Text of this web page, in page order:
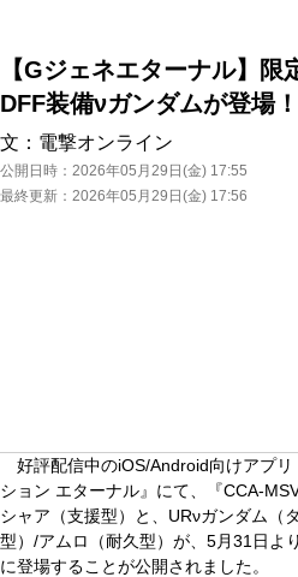
【Gジェネエターナル】限
DFF装備νガンダムが登場！
文： 電撃オンライン
公開日時： 2026年05月29日(金) 17:55
最終更新： 2026年05月29日(金) 17:56
好評配信中のiOS/Android向けアプリ
ション エターナル』にて、『CCA-
シャア（支援型）と、URνガンダム（
型）/アムロ（耐久型）が、5月31日よ
に登場することが公開されました。